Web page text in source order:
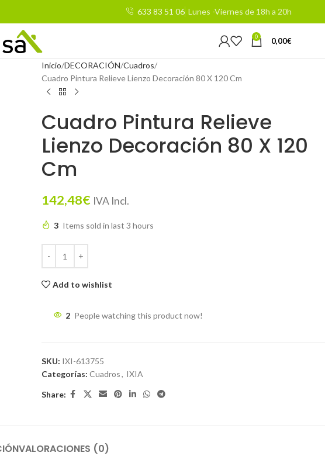
633 83 51 06 Lunes -Viernes de 18h a 20h
0 0,00€
Inicio DECORACIÓN Cuadros
Cuadro Pintura Relieve Lienzo Decoración 80 X 120 Cm
Cuadro Pintura Relieve
Lienzo Decoración 80 X 120
Cm
142,48€ IVA Incl.
3 Items sold in last 3 hours
Add to wishlist
2 People watching this product now!
SKU: IXI-613755
Categorías: Cuadros, IXIA
Share:
VALORACIONES (0)